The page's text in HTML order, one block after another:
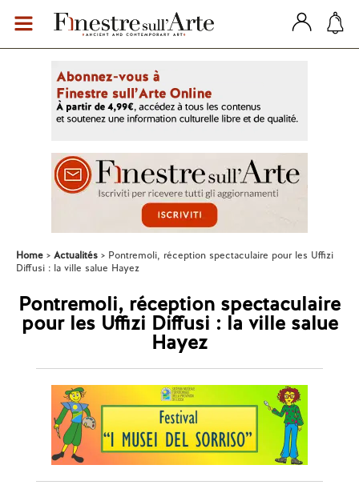
Home Actualités
Pontremoli, réception spectaculaire pour les Uffizi
Diffusi : la ville salue Hayez
Pontremoli, réception spectaculaire
pour les Uffizi Diffusi : la ville salue
Hayez